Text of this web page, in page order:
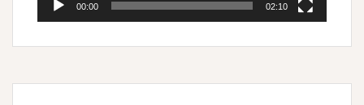
00:00 02:10